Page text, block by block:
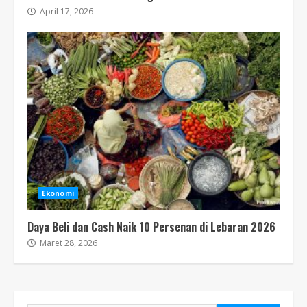
April 17, 2026
Ekonomi
Daya Beli dan Cash Naik 10 Persenan di Lebaran 2026
Maret 28, 2026